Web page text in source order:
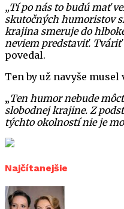
„Tí po nás to budú mať
skutočných humoristov
krajina smeruje do
neviem predstaviť. Tváriť
povedal.
Ten by už navyše
„Ten humor nebude
slobodnej krajine. Z
týchto okolností nie je
Najčítanejšie